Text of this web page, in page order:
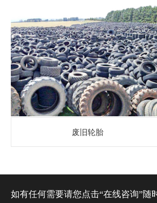
废旧轮胎
如有任何需要请您点击“在线咨询”随